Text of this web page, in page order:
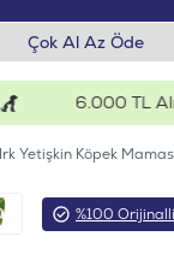
Çok Al Az Öde
6.000 TL
Yetişkin Köpek
%100